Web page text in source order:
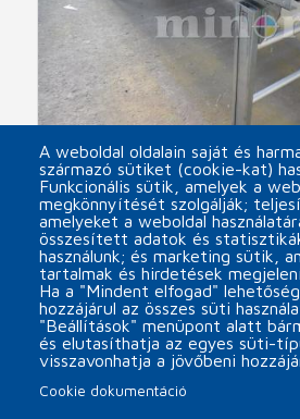
SOCO SYSTEM használt
arrow_forward
A weboldal oldalain saját és
származó sütiket (cookie-kat)
Funkcionális sütik, amelyek a
megkönnyítését szolgálják;
amelyeket a weboldal
összesített adatok és
használunk; és marketing sütik,
tartalmak és hirdetések
Ha a "Mindent elfogad"
hozzájárul az összes süti
"Beállítások" menüpont alatt
és elutasíthatja az egyes süti-
visszavonhatja a jövőbeni
Cookie dokumentáció